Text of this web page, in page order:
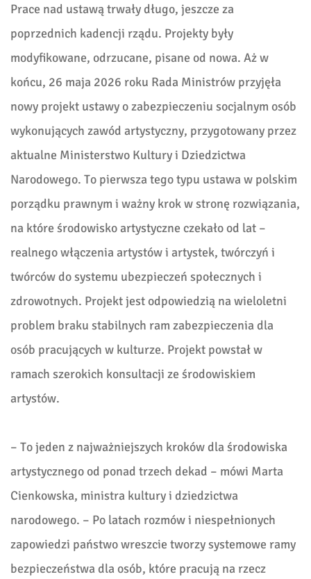
Prace nad ustawą trwały długo, jeszcze za
poprzednich kadencji rządu. Projekty były
modyfikowane, odrzucane, pisane od nowa. Aż w
końcu, 26 maja 2026 roku Rada Ministrów przyjęła
nowy projekt ustawy o zabezpieczeniu socjalnym osób
wykonujących zawód artystyczny, przygotowany przez
aktualne Ministerstwo Kultury i Dziedzictwa
Narodowego. To pierwsza tego typu ustawa w polskim
porządku prawnym i ważny krok w stronę rozwiązania,
na które środowisko artystyczne czekało od lat –
realnego włączenia artystów i artystek, twórczyń i
twórców do systemu ubezpieczeń społecznych i
zdrowotnych. Projekt jest odpowiedzią na wieloletni
problem braku stabilnych ram zabezpieczenia dla
osób pracujących w kulturze. Projekt powstał w
ramach szerokich konsultacji ze środowiskiem
artystów.
– To jeden z najważniejszych kroków dla środowiska
artystycznego od ponad trzech dekad – mówi Marta
Cienkowska, ministra kultury i dziedzictwa
narodowego. – Po latach rozmów i niespełnionych
zapowiedzi państwo wreszcie tworzy systemowe ramy
bezpieczeństwa dla osób, które pracują na rzecz